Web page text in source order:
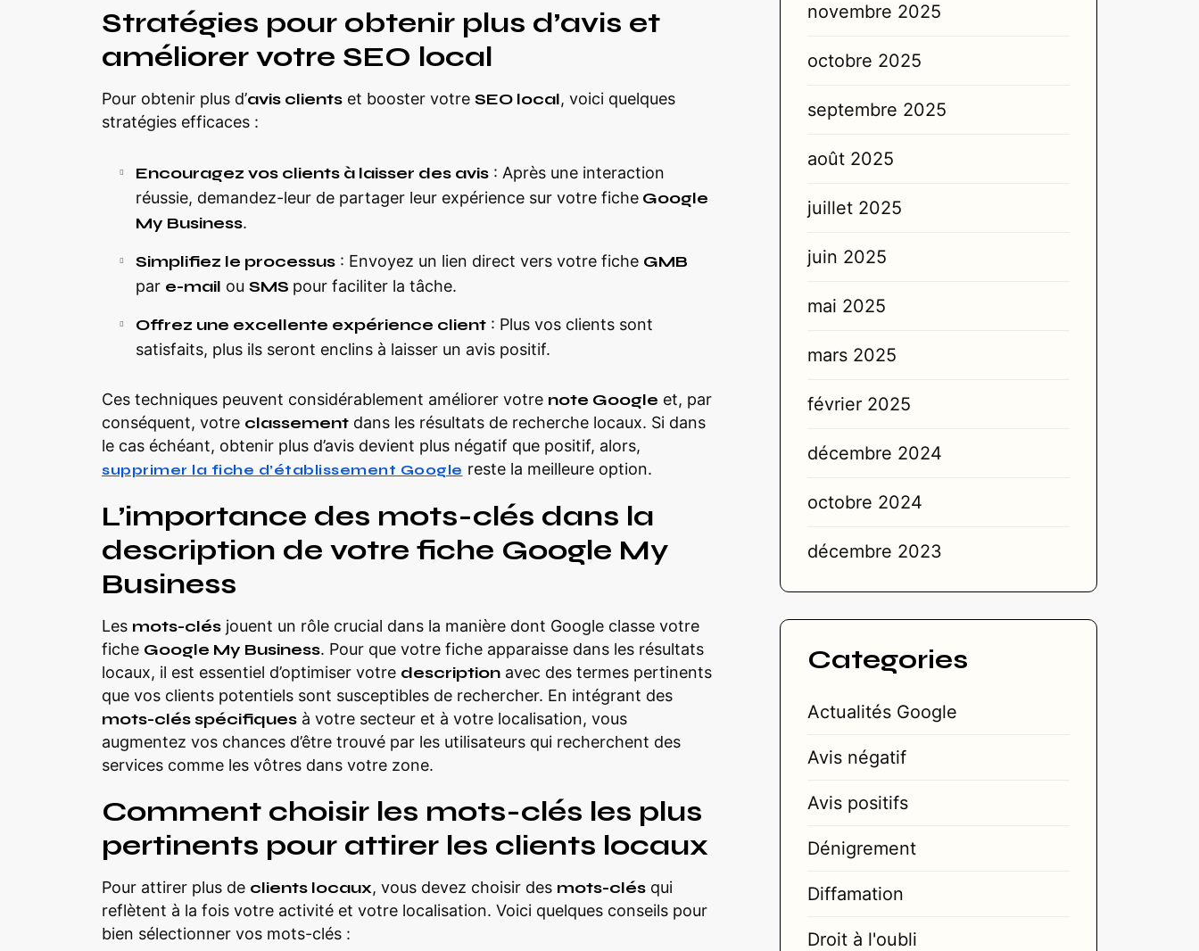
Stratégies pour obtenir plus d’avis et
améliorer votre SEO local
Pour obtenir plus d’avis clients et booster votre SEO local, voici quelques
stratégies efficaces :
Encouragez vos clients à laisser des avis : Après une interaction
réussie, demandez-leur de partager leur expérience sur votre fiche Google
My Business.
Simplifiez le processus : Envoyez un lien direct vers votre fiche GMB
par e-mail ou SMS pour faciliter la tâche.
Offrez une excellente expérience client : Plus vos clients sont
satisfaits, plus ils seront enclins à laisser un avis positif.
Ces techniques peuvent considérablement améliorer votre note Google et, par
conséquent, votre classement dans les résultats de recherche locaux. Si dans
le cas échéant, obtenir plus d’avis devient plus négatif que positif, alors,
supprimer la fiche d’établissement Google reste la meilleure option.
L’importance des mots-clés dans la
description de votre fiche Google My
Business
Les mots-clés jouent un rôle crucial dans la manière dont Google classe votre
fiche Google My Business. Pour que votre fiche apparaisse dans les résultats
locaux, il est essentiel d’optimiser votre description avec des termes pertinents
que vos clients potentiels sont susceptibles de rechercher. En intégrant des
mots-clés spécifiques à votre secteur et à votre localisation, vous
augmentez vos chances d’être trouvé par les utilisateurs qui recherchent des
services comme les vôtres dans votre zone.
Comment choisir les mots-clés les plus
pertinents pour attirer les clients locaux
Pour attirer plus de clients locaux, vous devez choisir des mots-clés qui
reflètent à la fois votre activité et votre localisation. Voici quelques conseils pour
bien sélectionner vos mots-clés :
novembre 2025
octobre 2025
septembre 2025
août 2025
juillet 2025
juin 2025
mai 2025
mars 2025
février 2025
décembre 2024
octobre 2024
décembre 2023
Categories
Actualités Google
Avis négatif
Avis positifs
Dénigrement
Diffamation
Droit à l'oubli